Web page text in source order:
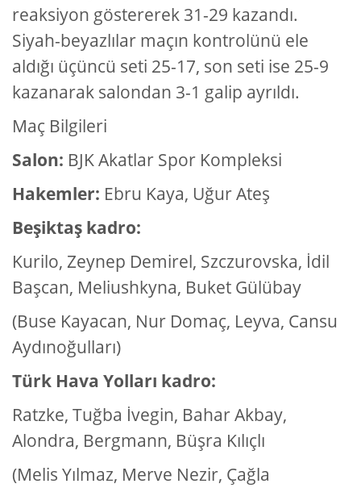
reaksiyon göstererek 31-29 kazandı.
Siyah-beyazlılar maçın kontrolünü ele
aldığı üçüncü seti 25-17, son seti ise 25-9
kazanarak salondan 3-1 galip ayrıldı.
Maç Bilgileri
Salon: BJK Akatlar Spor Kompleksi
Hakemler: Ebru Kaya, Uğur Ateş
Beşiktaş kadro:
Kurilo, Zeynep Demirel, Szczurovska, İdil
Başcan, Meliushkyna, Buket Gülübay
(Buse Kayacan, Nur Domaç, Leyva, Cansu
Aydınoğulları)
Türk Hava Yolları kadro:
Ratzke, Tuğba İvegin, Bahar Akbay,
Alondra, Bergmann, Büşra Kılıçlı
(Melis Yılmaz, Merve Nezir, Çağla